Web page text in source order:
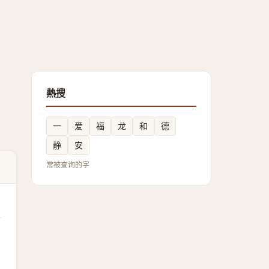
熱搜
一 爱 福 龙 和
德
静
安
常被查询的字